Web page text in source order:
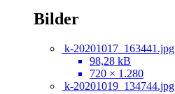
Bilder
k-20201017_163441.jpg
98,28 kB
720 × 1.280
k-20201019_134744.jpg